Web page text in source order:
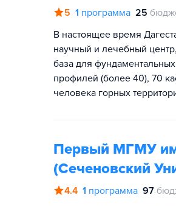
5 1 программа 25
В настоящее время
научный и лечебный центр,
база для
профилей (более 40), 70
человека горных
Первый МГМУ
(Сеченовский
4.4 1 программа 97